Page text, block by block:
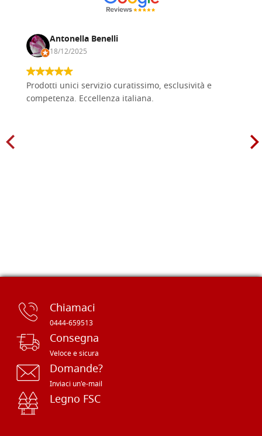
Antonella Benelli
18/12/2025
Prodotti unici servizio curatissimo, esclusività e
competenza. Eccellenza italiana.
Chiamaci
0444-659513
Consegna
Veloce e sicura
Domande?
Inviaci un'e-mail
Legno FSC